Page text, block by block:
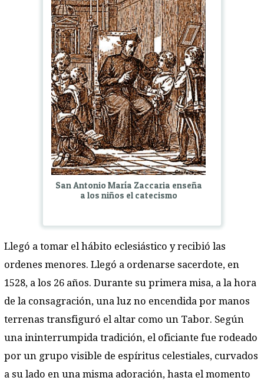
San Antonio María Zaccaria enseña
a los niños el catecismo
Llegó a tomar el hábito eclesiástico y recibió las
ordenes menores. Llegó a ordenarse sacerdote, en
1528, a los 26 años. Durante su primera misa, a la hora
de la consagración, una luz no encendida por manos
terrenas transfiguró el altar como un Tabor. Según
una ininterrumpida tradición, el oficiante fue rodeado
por un grupo visible de espíritus celestiales, curvados
a su lado en una misma adoración, hasta el momento